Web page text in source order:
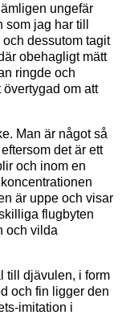
ungefär
jag har till
dessutom tagit
obehagligt mätt
ringde och
om att
Man är något så
det är ett
och inom en
är uppe och visar
flugbyten
och vilda
till djävulen, i form
och fin ligger den
imitation i